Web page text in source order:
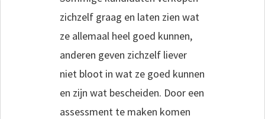
zichzelf graag en laten zien wat
ze allemaal heel goed kunnen,
anderen geven zichzelf liever
niet bloot in wat ze goed kunnen
en zijn wat bescheiden. Door een
assessment te maken komen